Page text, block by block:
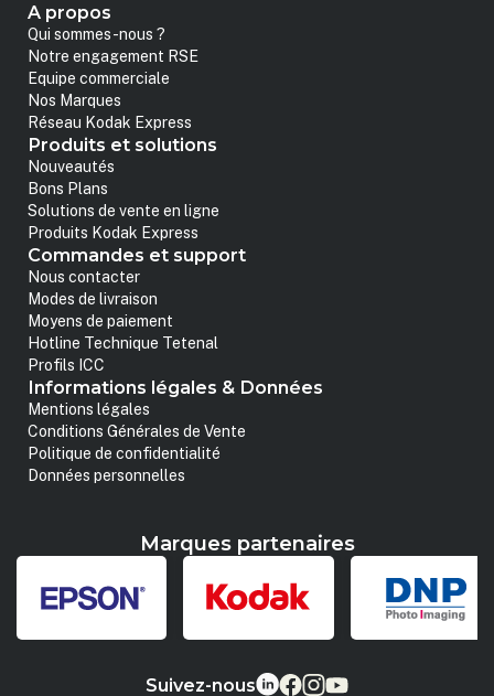
A propos
Qui sommes-nous ?
Notre engagement RSE
Equipe commerciale
Nos Marques
Réseau Kodak Express
Produits et solutions
Nouveautés
Bons Plans
Solutions de vente en ligne
Produits Kodak Express
Commandes et support
Nous contacter
Modes de livraison
Moyens de paiement
Hotline Technique Tetenal
Profils ICC
Informations légales & Données
Mentions légales
Conditions Générales de Vente
Politique de confidentialité
Données personnelles
Marques partenaires
Suivez-nous